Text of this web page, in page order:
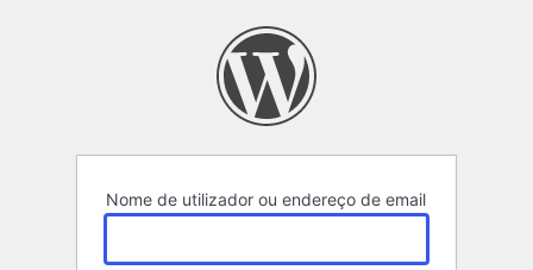
Nome de utilizador ou endereço de email